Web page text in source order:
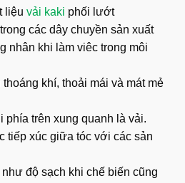
liệu vải kaki phối lướt
các dây chuyền sản xuất
nhân khi làm viêc trong môi
khí, thoải mái và mát mẻ
trên xung quanh là vải.
tiếp xúc giữa tóc với các sản
độ sạch khi chế biến cũng